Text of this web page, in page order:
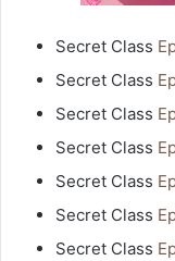
Secret Class
Secret Class
Secret Class
Secret Class
Secret Class
Secret Class
Secret Class